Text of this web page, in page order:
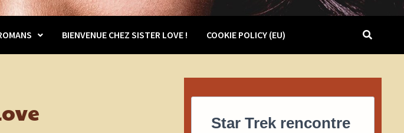
BIENVENUE CHEZ SISTER LOVE ! COOKIE POLICY (EU)
Star Trek rencontre